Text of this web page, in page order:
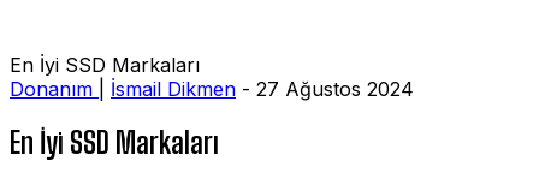
En İyi SSD Markaları
Donanım
İsmail Dikmen - 27 Ağustos 2024
En İyi SSD Markaları